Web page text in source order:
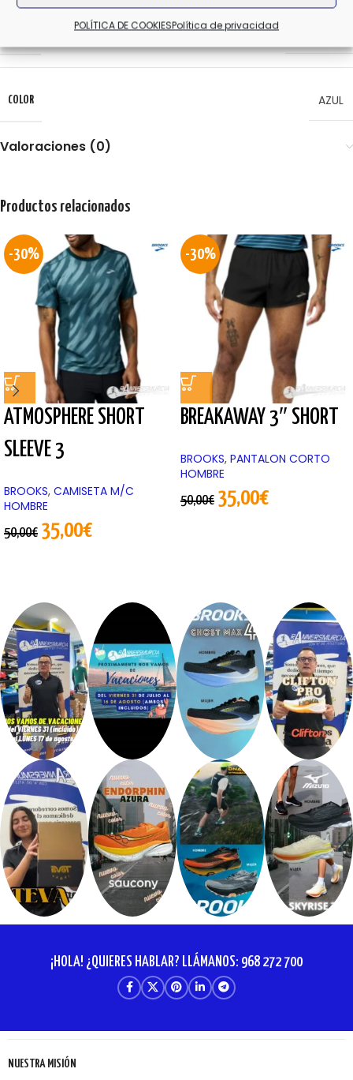
POLÍTICA DE COOKIESPolítica de privacidad
COLOR AZUL
Valoraciones (0)
Productos relacionados
-30%
ATMOSPHERE SHORT
SLEEVE 3
BROOKS, CAMISETA M/C
HOMBRE
50,00€ 35,00€
-30%
BREAKAWAY 3″ SHORT
BROOKS, PANTALON CORTO
HOMBRE
50,00€ 35,00€
¡HOLA! ¿QUIERES HABLAR? LLÁMANOS: 968 272 700
NUESTRA MISIÓN